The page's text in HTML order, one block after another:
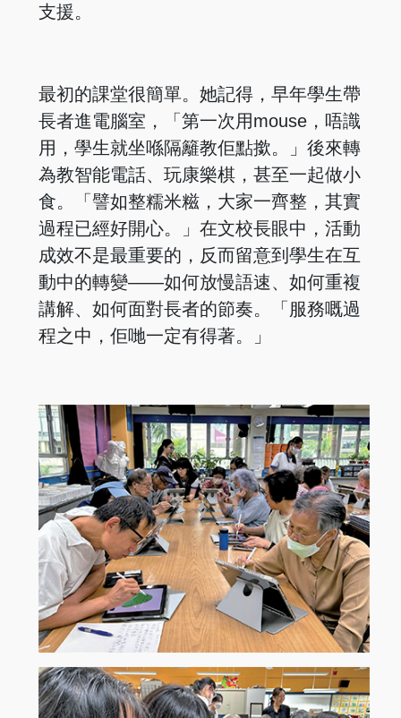
支援。
最初的課堂很簡單。她記得，早年學生帶
長者進電腦室，「第一次用mouse，唔識
用，學生就坐喺隔籬教佢點撳。」後來轉
為教智能電話、玩康樂棋，甚至一起做小
食。「譬如整糯米糍，大家一齊整，其實
過程已經好開心。」在文校長眼中，活動
成效不是最重要的，反而留意到學生在互
動中的轉變——如何放慢語速、如何重複
講解、如何面對長者的節奏。「服務嘅過
程之中，佢哋一定有得著。」